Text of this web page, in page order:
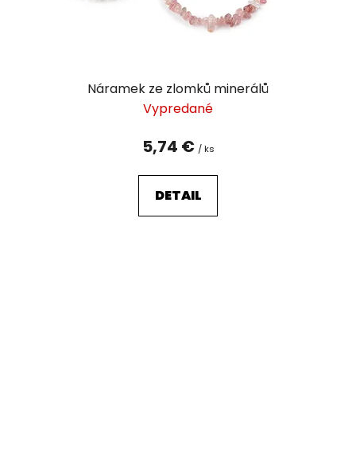
Náramek ze zlomků minerálů
Vypredané
5,74 € / ks
DETAIL